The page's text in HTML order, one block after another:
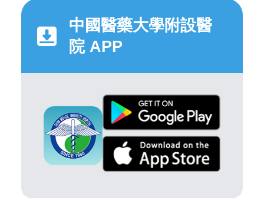
中國醫藥大學附設醫
院 APP